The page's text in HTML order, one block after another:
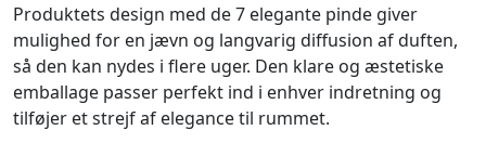
Produktets design med de 7 elegante pinde giver
mulighed for en jævn og langvarig diffusion af duften,
så den kan nydes i flere uger. Den klare og æstetiske
emballage passer perfekt ind i enhver indretning og
tilføjer et strejf af elegance til rummet.